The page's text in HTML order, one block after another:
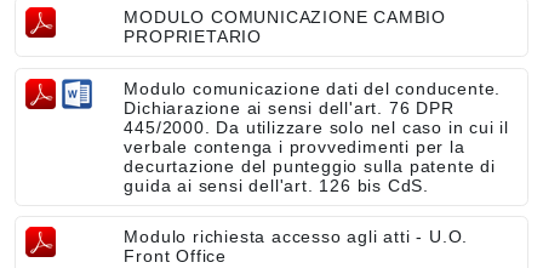
MODULO COMUNICAZIONE CAMBIO
PROPRIETARIO
Modulo comunicazione dati del conducente.
Dichiarazione ai sensi dell'art. 76 DPR
445/2000. Da utilizzare solo nel caso in cui il
verbale contenga i provvedimenti per la
decurtazione del punteggio sulla patente di
guida ai sensi dell'art. 126 bis CdS.
Modulo richiesta accesso agli atti - U.O.
Front Office